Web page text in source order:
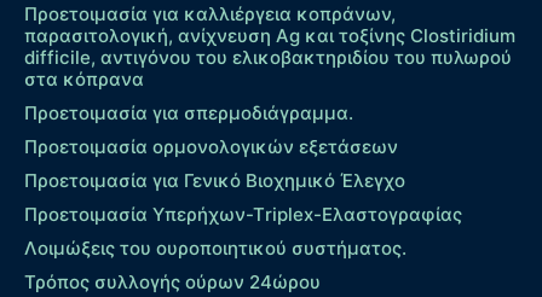
Προετοιμασία για καλλιέργεια κοπράνων,
παρασιτολογική, ανίχνευση Ag και τοξίνης Clostiridium
difficile, αντιγόνου του ελικοβακτηριδίου του πυλωρού
στα κόπρανα
Προετοιμασία για σπερμοδιάγραμμα.
Προετοιμασία ορμονολογικών εξετάσεων
Προετοιμασία για Γενικό Βιοχημικό Έλεγχο
Προετοιμασία Υπερήχων-Τriplex-Ελαστογραφίας
Λοιμώξεις του ουροποιητικού συστήματος.
Τρόπος συλλογής ούρων 24ώρου